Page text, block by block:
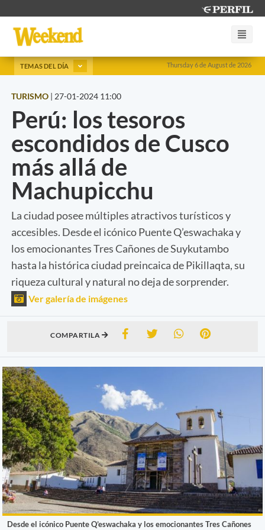
Thursday 6 de August de 2026
TEMAS DEL DÍA
TURISMO | 27-01-2024 11:00
Perú: los tesoros
escondidos de Cusco
más allá de
Machupicchu
La ciudad posee múltiples atractivos turísticos y
accesibles. Desde el icónico Puente Q’eswachaka y
los emocionantes Tres Cañones de Suykutambo
hasta la histórica ciudad preincaica de Pikillaqta, su
riqueza cultural y natural no deja de sorprender.
Ver galería de imágenes
COMPARTILA
Desde el icónico Puente Q’eswachaka y los emocionantes Tres Cañones